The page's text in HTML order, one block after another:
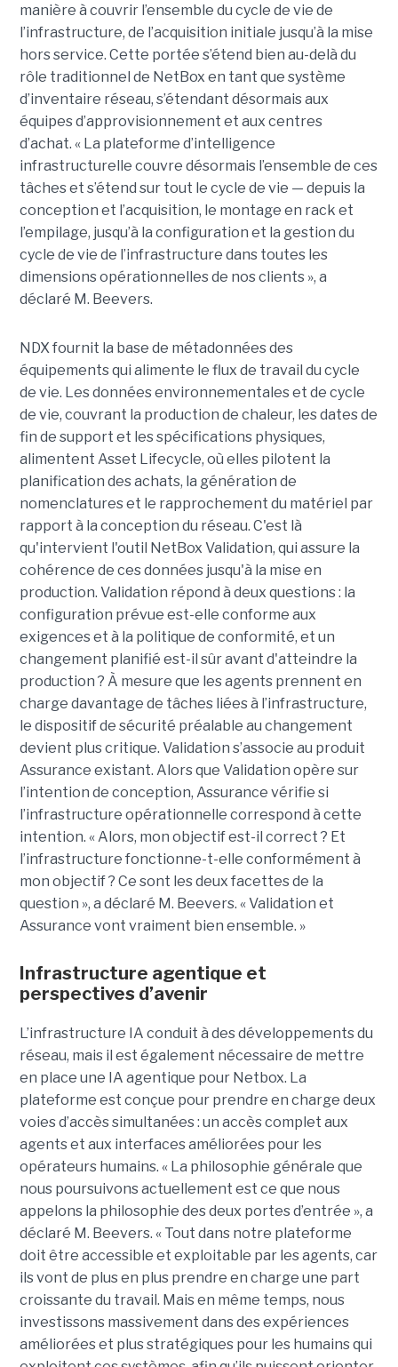
manière à couvrir l’ensemble du cycle de vie de
l’infrastructure, de l’acquisition initiale jusqu’à la mise
hors service. Cette portée s’étend bien au-delà du
rôle traditionnel de NetBox en tant que système
d’inventaire réseau, s’étendant désormais aux
équipes d’approvisionnement et aux centres
d’achat. « La plateforme d’intelligence
infrastructurelle couvre désormais l’ensemble de ces
tâches et s’étend sur tout le cycle de vie — depuis la
conception et l’acquisition, le montage en rack et
l’empilage, jusqu’à la configuration et la gestion du
cycle de vie de l’infrastructure dans toutes les
dimensions opérationnelles de nos clients », a
déclaré M. Beevers.
NDX fournit la base de métadonnées des
équipements qui alimente le flux de travail du cycle
de vie. Les données environnementales et de cycle
de vie, couvrant la production de chaleur, les dates de
fin de support et les spécifications physiques,
alimentent Asset Lifecycle, où elles pilotent la
planification des achats, la génération de
nomenclatures et le rapprochement du matériel par
rapport à la conception du réseau. C'est là
qu'intervient l'outil NetBox Validation, qui assure la
cohérence de ces données jusqu'à la mise en
production. Validation répond à deux questions : la
configuration prévue est-elle conforme aux
exigences et à la politique de conformité, et un
changement planifié est-il sûr avant d'atteindre la
production ? À mesure que les agents prennent en
charge davantage de tâches liées à l’infrastructure,
le dispositif de sécurité préalable au changement
devient plus critique. Validation s’associe au produit
Assurance existant. Alors que Validation opère sur
l’intention de conception, Assurance vérifie si
l’infrastructure opérationnelle correspond à cette
intention. « Alors, mon objectif est-il correct ? Et
l’infrastructure fonctionne-t-elle conformément à
mon objectif ? Ce sont les deux facettes de la
question », a déclaré M. Beevers. « Validation et
Assurance vont vraiment bien ensemble. »
Infrastructure agentique et
perspectives d’avenir
L’infrastructure IA conduit à des développements du
réseau, mais il est également nécessaire de mettre
en place une IA agentique pour Netbox. La
plateforme est conçue pour prendre en charge deux
voies d’accès simultanées : un accès complet aux
agents et aux interfaces améliorées pour les
opérateurs humains. « La philosophie générale que
nous poursuivons actuellement est ce que nous
appelons la philosophie des deux portes d’entrée », a
déclaré M. Beevers. « Tout dans notre plateforme
doit être accessible et exploitable par les agents, car
ils vont de plus en plus prendre en charge une part
croissante du travail. Mais en même temps, nous
investissons massivement dans des expériences
améliorées et plus stratégiques pour les humains qui